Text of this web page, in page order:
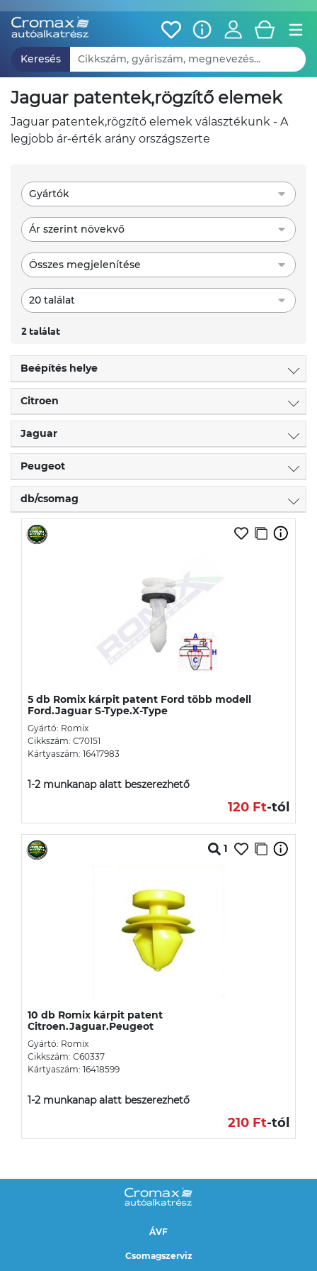
Keresés
jaguar patentek,rögzítő elemek
jaguar patentek,rögzítő elemek választékunk - A
legjobb ár-érték arány országszerte
Gyártók
Ár szerint növekvő
Összes megjelenítése
20 találat
2 találat
Beépítés helye
Citroen
Jaguar
Peugeot
db/csomag
5 db Romix kárpit patent Ford több modell
Ford.Jaguar S-Type.X-Type
Gyártó: Romix
Cikkszám: C70151
Kártyaszám: 16417983
1-2 munkanap alatt beszerezhető
120 Ft-tól
1
10 db Romix kárpit patent
Citroen.Jaguar.Peugeot
Gyártó: Romix
Cikkszám: C60337
Kártyaszám: 16418599
1-2 munkanap alatt beszerezhető
210 Ft-tól
ÁVF
Csomagszerviz